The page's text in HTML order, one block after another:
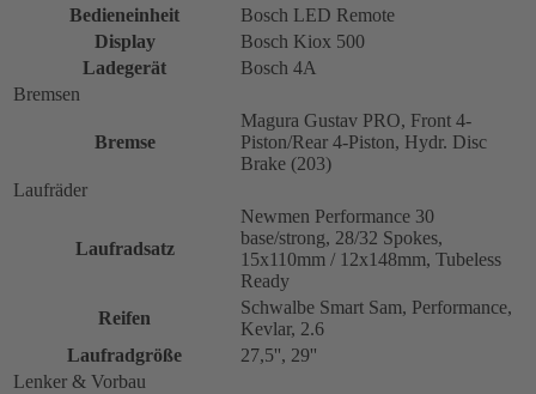
Bedieneinheit
Bosch LED Remote
Display
Bosch Kiox 500
Ladegerät
Bosch 4A
Bremsen
Bremse
Magura Gustav PRO, Front 4-
Piston/Rear 4-Piston, Hydr. Disc
Brake (203)
Laufräder
Laufradsatz
Newmen Performance 30
base/strong, 28/32 Spokes,
15x110mm / 12x148mm, Tubeless
Ready
Reifen
Schwalbe Smart Sam, Performance,
Kevlar, 2.6
Laufradgröße
27,5'', 29''
Lenker & Vorbau